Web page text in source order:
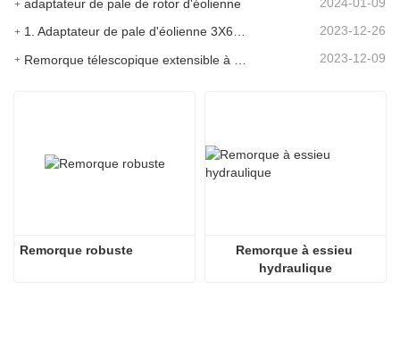
adaptateur de pale de rotor d'éolienne
1. Adaptateur de pale d'éolienne 3X6 avec remorque modulaire 2023-12-26
2023-12-09
Remorque robuste
Remorque à essieu
hydraulique